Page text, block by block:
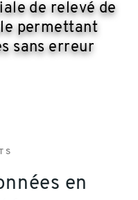
de relevé de
permettant
sans erreur
en